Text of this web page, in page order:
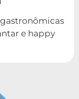
e happy